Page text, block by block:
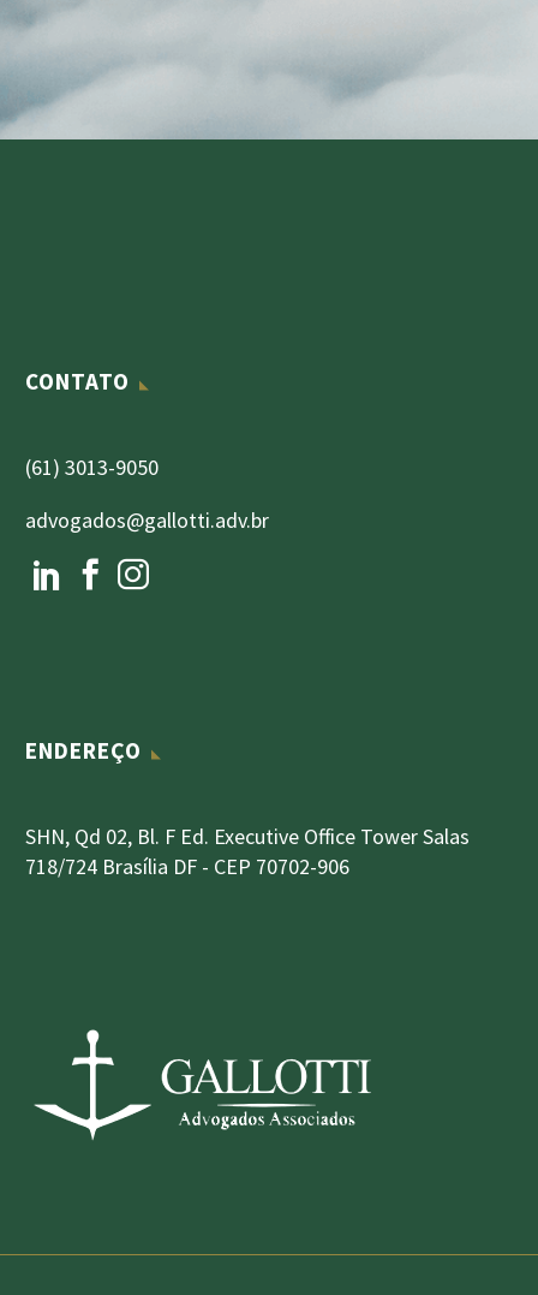
CONTATO
(61) 3013-9050
advogados@gallotti.adv.br
ENDEREÇO
SHN, Qd 02, Bl. F Ed. Executive Office Tower Salas
718/724 Brasília DF - CEP 70702-906